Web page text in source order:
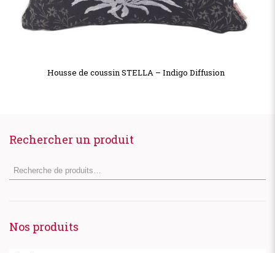
Housse de coussin STELLA – Indigo Diffusion
Rechercher un produit
Nos produits